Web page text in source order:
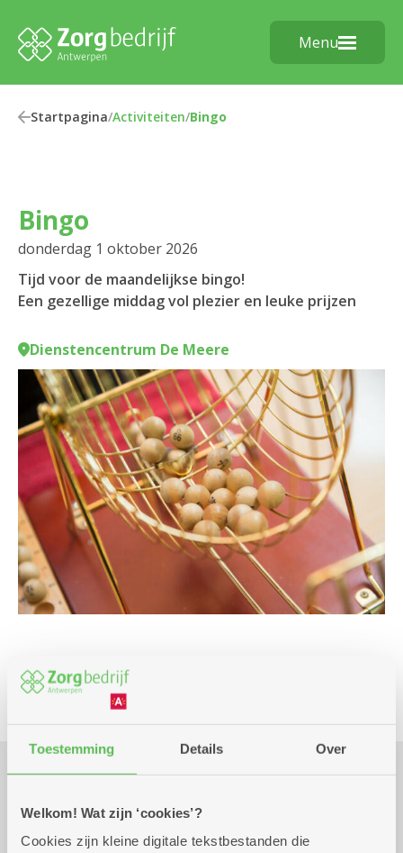
Toestemming Details Over
Welkom! Wat zijn ‘cookies’?
Cookies zijn kleine digitale tekstbestanden die
Menu
Startpagina/Activiteiten/Bingo
Bingo
donderdag 1 oktober 2026
Tijd voor de maandelijkse bingo!
Een gezellige middag vol plezier en leuke prijzen
Dienstencentrum De Meere
Spel
Praktisch